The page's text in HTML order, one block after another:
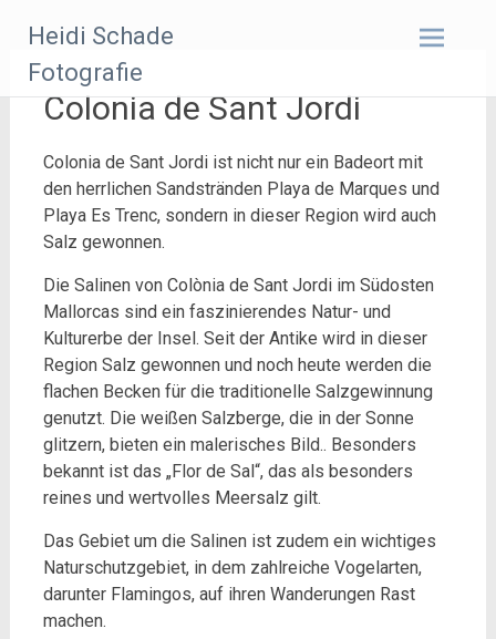
Inhalt
springen
Heidi Schade
Fotografie
Colonia de Sant Jordi
Colonia de Sant Jordi ist nicht nur ein Badeort mit
den herrlichen Sandstränden Playa de Marques und
Playa Es Trenc, sondern in dieser Region wird auch
Salz gewonnen.
Die Salinen von Colònia de Sant Jordi im Südosten
Mallorcas sind ein faszinierendes Natur- und
Kulturerbe der Insel. Seit der Antike wird in dieser
Region Salz gewonnen und noch heute werden die
flachen Becken für die traditionelle Salzgewinnung
genutzt. Die weißen Salzberge, die in der Sonne
glitzern, bieten ein malerisches Bild.. Besonders
bekannt ist das „Flor de Sal“, das als besonders
reines und wertvolles Meersalz gilt.
Das Gebiet um die Salinen ist zudem ein wichtiges
Naturschutzgebiet, in dem zahlreiche Vogelarten,
darunter Flamingos, auf ihren Wanderungen Rast
machen.